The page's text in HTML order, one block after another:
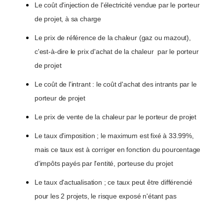
Le coût d'injection de l'électricité vendue par le porteur
de projet, à sa charge
Le prix de référence de la chaleur (gaz ou mazout),
c'est-à-dire le prix d'achat de la chaleur par le porteur
de projet
Le coût de l'intrant : le coût d'achat des intrants par le
porteur de projet
Le prix de vente de la chaleur par le porteur de projet
Le taux d'imposition ; le maximum est fixé à 33.99%,
mais ce taux est à corriger en fonction du pourcentage
d'impôts payés par l'entité, porteuse du projet
Le taux d'actualisation ; ce taux peut être différencié
pour les 2 projets, le risque exposé n'étant pas